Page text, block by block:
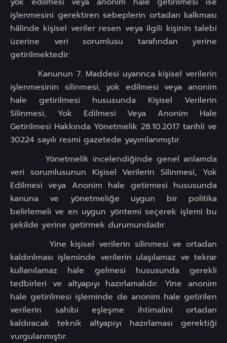
işlenmesini gerektiren sebeplerin ortadan kalkması
hâlinde kişisel veriler resen veya ilgili kişinin talebi
üzerine veri sorumlusu tarafından yerine
getirilmektedir.
Kanunun 7. Maddesi uyarınca kişisel verilerin
işlenmesinin silinmesi, yok edilmesi veya anonim
hale getirilmesi hususunda Kişisel Verilerin
Silinmesi, Yok Edilmesi Veya Anonim Hale
Getirilmesi Hakkında Yönetmelik 28.10.2017 tarihli ve
30224 sayılı resmi gazetede yayımlanmıştır.
Yönetmelik incelendiğinde genel anlamda
veri sorumlusunun Kişisel Verilerin Silinmesi, Yok
Edilmesi veya Anonim hale getirmesi hususunda
kanuna ve yönetmeliğe uygun bir politika
belirlemeli ve en uygun yöntemi seçerek işlemi bu
şekilde yerine getirmek durumundadır.
Yine kişisel verilerin silinmesi ve ortadan
kaldırılması işleminde verilerin ulaşılamaz ve tekrar
kullanılamaz hale gelmesi hususunda gerekli
tedbirleri ve altyapıyı hazırlamalıdır. Yine anonim
hale getirilmesi işleminde de anonim hale getirilen
verilerin sahibi eşleşme ihtimalini ortadan
kaldıracak teknik altyapıyı hazırlaması gerektiği
vurgulanmıştır.